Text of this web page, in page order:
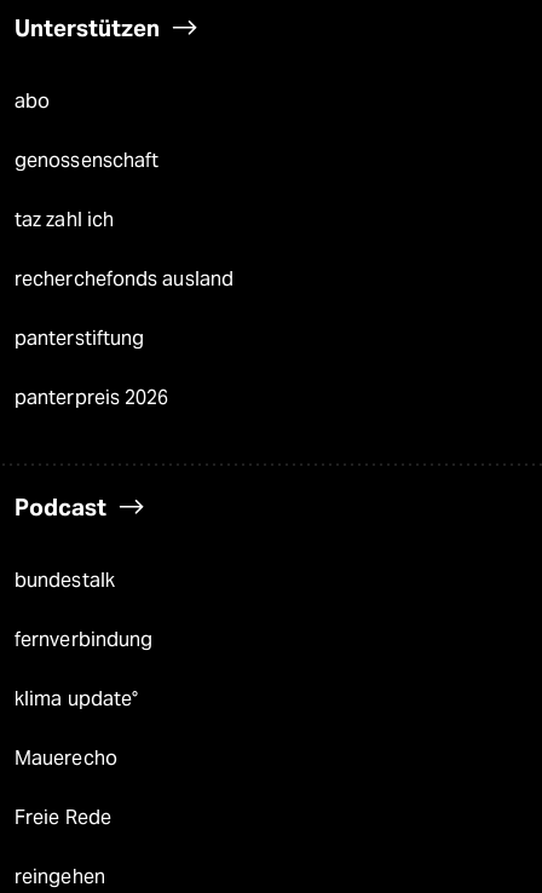
Unterstützen
abo
genossenschaft
taz zahl ich
recherchefonds ausland
panterstiftung
panterpreis 2026
Podcast
bundestalk
fernverbindung
klima update°
Mauerecho
Freie Rede
reingehen